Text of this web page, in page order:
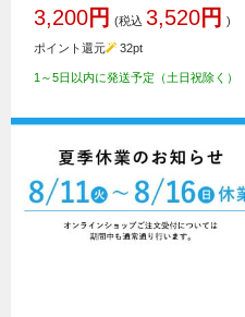
3,200円 (税込3,520円 )
ポイント還元 32pt
1～5日以内に発送予定（土日祝除く）